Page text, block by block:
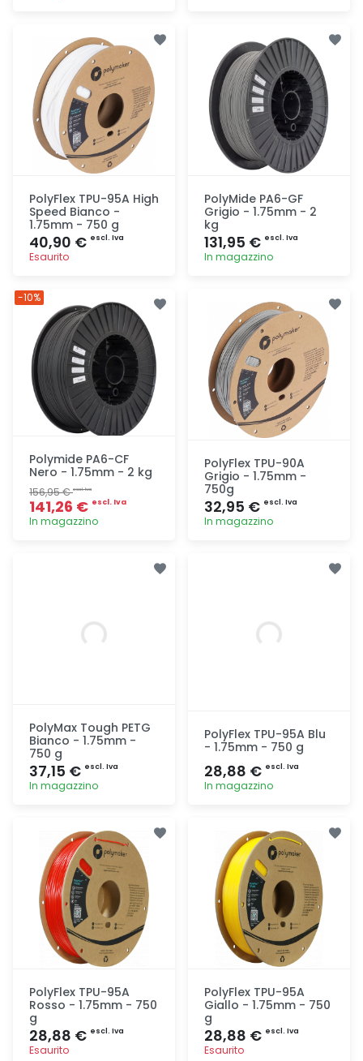
PolyFlex TPU-95A High
Speed Bianco -
1.75mm - 750 g
40,90 € escl. Iva
Esaurito
PolyMide PA6-GF
Grigio - 1.75mm - 2
kg
131,95 € escl. Iva
In magazzino
Polymide PA6-CF
Nero - 1.75mm - 2 kg
156,95 €escl. Iva
141,26 € escl. Iva
In magazzino
-10%
PolyFlex TPU-90A
Grigio - 1.75mm -
750g
32,95 € escl. Iva
In magazzino
PolyMax Tough PETG
Bianco - 1.75mm -
750 g
37,15 € escl. Iva
In magazzino
PolyFlex TPU-95A Blu
- 1.75mm - 750 g
28,88 € escl. Iva
In magazzino
PolyFlex TPU-95A
Rosso - 1.75mm - 750
g
28,88 € escl. Iva
Esaurito
PolyFlex TPU-95A
Giallo - 1.75mm - 750
g
28,88 € escl. Iva
Esaurito